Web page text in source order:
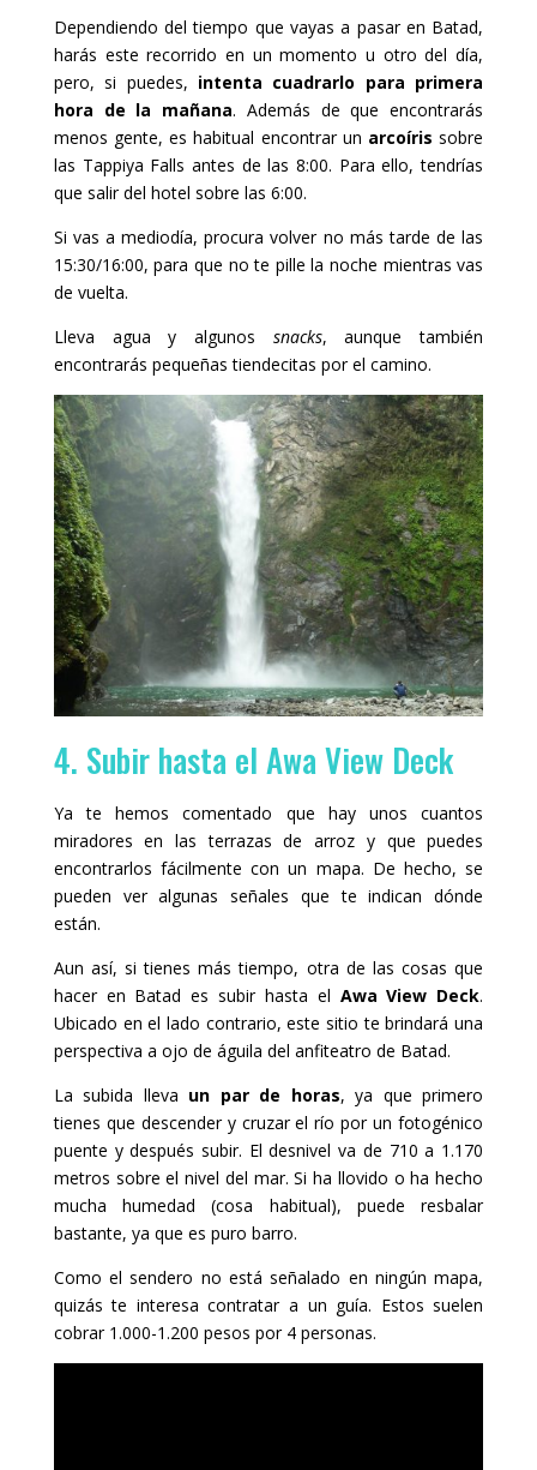
Dependiendo del tiempo que vayas a pasar en Batad,
harás este recorrido en un momento u otro del día,
pero, si puedes, intenta cuadrarlo para primera
hora de la mañana. Además de que encontrarás
menos gente, es habitual encontrar un arcoíris sobre
las Tappiya Falls antes de las 8:00. Para ello, tendrías
que salir del hotel sobre las 6:00.
Si vas a mediodía, procura volver no más tarde de las
15:30/16:00, para que no te pille la noche mientras vas
de vuelta.
Lleva agua y algunos snacks, aunque también
encontrarás pequeñas tiendecitas por el camino.
4. Subir hasta el Awa View Deck
Ya te hemos comentado que hay unos cuantos
miradores en las terrazas de arroz y que puedes
encontrarlos fácilmente con un mapa. De hecho, se
pueden ver algunas señales que te indican dónde
están.
Aun así, si tienes más tiempo, otra de las cosas que
hacer en Batad es subir hasta el Awa View Deck.
Ubicado en el lado contrario, este sitio te brindará una
perspectiva a ojo de águila del anfiteatro de Batad.
La subida lleva un par de horas, ya que primero
tienes que descender y cruzar el río por un fotogénico
puente y después subir. El desnivel va de 710 a 1.170
metros sobre el nivel del mar. Si ha llovido o ha hecho
mucha humedad (cosa habitual), puede resbalar
bastante, ya que es puro barro.
Como el sendero no está señalado en ningún mapa,
quizás te interesa contratar a un guía. Estos suelen
cobrar 1.000-1.200 pesos por 4 personas.